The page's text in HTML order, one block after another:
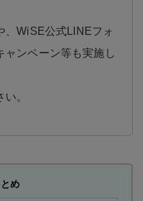
、WiSE公式LINEフォ
ャンペーン等も実施し
。
め